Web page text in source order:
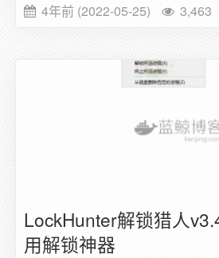
4年前 (2022-05-25) 3,463
LockHunter解锁猎人
用解锁神器